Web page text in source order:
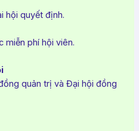
hội quyết định.
miễn phí hội viên.
quản trị và Đại hội đồng